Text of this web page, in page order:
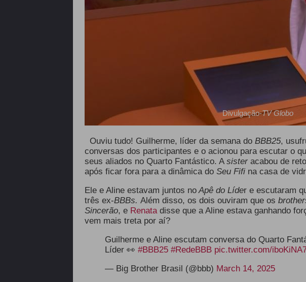
Divulgação-TV Globo
Ouviu tudo! Guilherme, líder da semana do BBB25,
conversas dos participantes e o acionou para escutar o
seus aliados no Quarto Fantástico. A sisteracabou de
após ficar fora para a dinâmica do Seu Fifina casa de
Ele e Aline estavam juntos noApê do Líder e escutaram
três ex-BBBs. Além disso, os dois ouviram que os
Sincerão, e Renatadisse que a Aline estava ganhando
vem mais treta por aí?
Guilherme e Aline escutam conversa do Quarto
Líder 👀 #BBB25 #RedeBBB pic.twitter.com/
— Big Brother Brasil (@bbb) March 14, 2025